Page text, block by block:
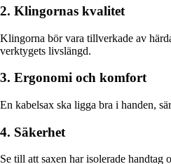
2. Klingornas kvalitet
Klingorna bör vara tillverkade av
verktygets livslängd.
3. Ergonomi och komfort
En kabelsax ska ligga bra i handen,
4. Säkerhet
Se till att saxen har isolerade